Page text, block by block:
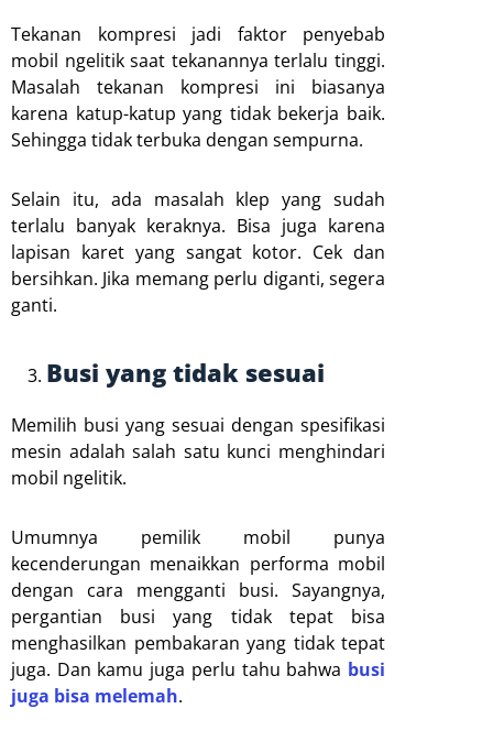
Tekanan kompresi jadi faktor penyebab
mobil ngelitik saat tekanannya terlalu tinggi.
Masalah tekanan kompresi ini biasanya
karena katup-katup yang tidak bekerja baik.
Sehingga tidak terbuka dengan sempurna.
Selain itu, ada masalah klep yang sudah
terlalu banyak keraknya. Bisa juga karena
lapisan karet yang sangat kotor. Cek dan
bersihkan. Jika memang perlu diganti, segera
ganti.
Busi yang tidak sesuai
Memilih busi yang sesuai dengan spesifikasi
mesin adalah salah satu kunci menghindari
mobil ngelitik.
Umumnya pemilik mobil punya
kecenderungan menaikkan performa mobil
dengan cara mengganti busi. Sayangnya,
pergantian busi yang tidak tepat bisa
menghasilkan pembakaran yang tidak tepat
juga. Dan kamu juga perlu tahu bahwa busi
juga bisa melemah.